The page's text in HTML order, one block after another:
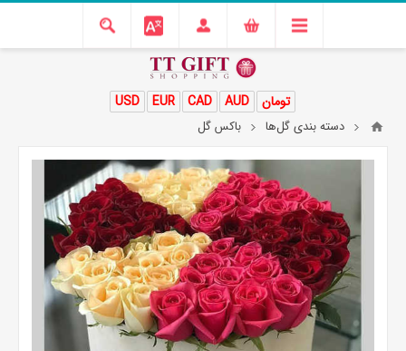
USD EUR CAD AUD تومان
دسته بندی گل‌ها باکس گل